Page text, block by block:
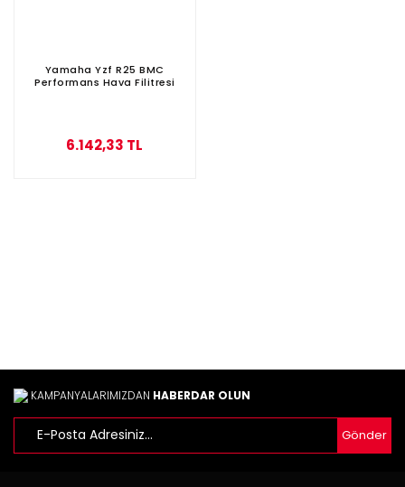
Yamaha Yzf R25 BMC
Performans Hava Filitresi
6.142,33 TL
KAMPANYALARIMIZDAN HABERDAR OLUN
Gönder